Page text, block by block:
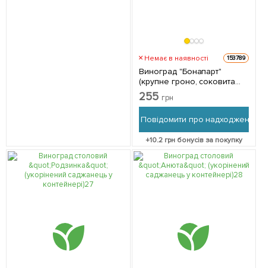
Немає в наявності 153789
Виноград "Бонапарт"
(крупне гроно, соковита
солодка ягода) 1
саджанець в упаковці
255 грн
Повідомити про надходження
+10.2грн бонусів за покупку